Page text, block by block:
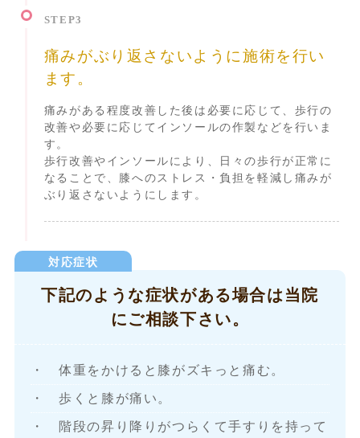
STEP3
痛みがぶり返さないように施術を行い
ます。
痛みがある程度改善した後は必要に応じて、歩行の
改善や必要に応じてインソールの作製などを行いま
す。
歩行改善やインソールにより、日々の歩行が正常に
なることで、膝へのストレス・負担を軽減し痛みが
ぶり返さないようにします。
下記のような症状がある場合は当院
にご相談下さい。
・ 体重をかけると膝がズキっと痛む。
・ 歩くと膝が痛い。
・ 階段の昇り降りがつらくて手すりを持って